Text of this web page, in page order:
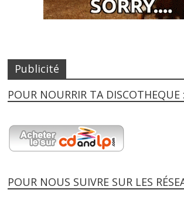
Publicité
POUR NOURRIR TA DISCOTHEQUE :
POUR NOUS SUIVRE SUR LES